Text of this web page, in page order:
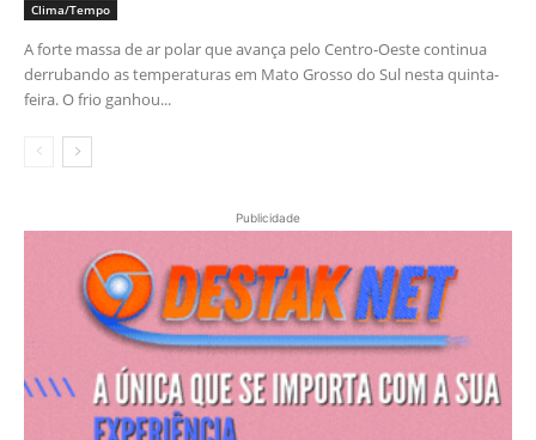
Clima/Tempo
A forte massa de ar polar que avança pelo Centro-Oeste continua
derrubando as temperaturas em Mato Grosso do Sul nesta quinta-
feira. O frio ganhou...
Publicidade